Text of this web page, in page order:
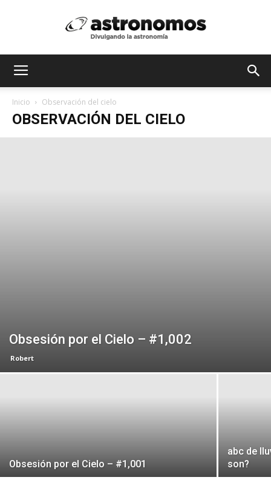
MX
Inicio Observación del cielo
OBSERVACIÓN DEL CIELO
Obsesión por el Cielo – #1,002
Robert
Obsesión por el Cielo – #1,001
abc de
son?